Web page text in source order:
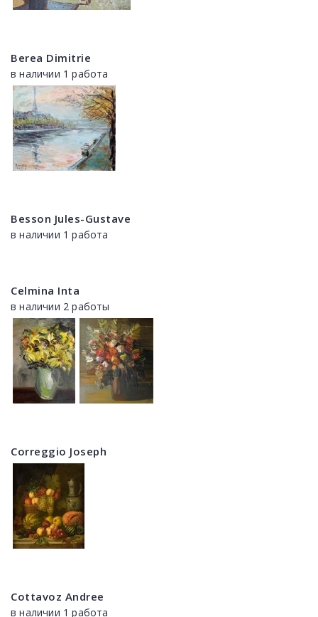
Berea Dimitrie
в наличии 1 работа
Besson Jules-Gustave
в наличии 1 работа
Celmina Inta
в наличии 2 работы
Correggio Joseph
Cottavoz Andree
в наличии 1 работа